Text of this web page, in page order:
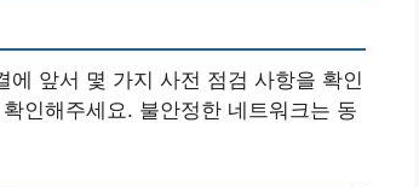
앞서 몇 가지 사전 점검 사항을 확인
인해주세요. 불안정한 네트워크는 동